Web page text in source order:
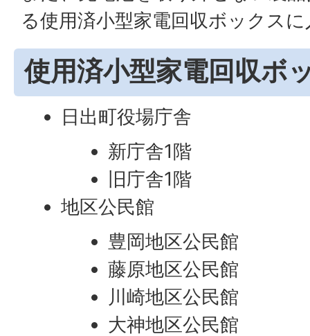
る使用済小型家電回収ボックス
使用済小型家電回収ボ
日出町役場庁舎
新庁舎1階
旧庁舎1階
地区公民館
豊岡地区公民館
藤原地区公民館
川崎地区公民館
大神地区公民館